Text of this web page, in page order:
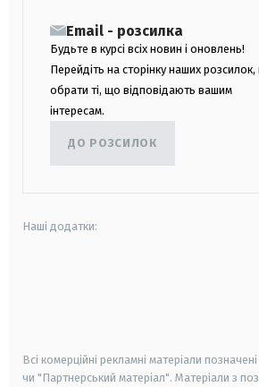
Email - розсилка
Будьте в курсі всіх новин і оновлень!
Перейдіть на сторінку наших
обрати ті, що відповідають вашим
інтересам.
ДО РОЗСИЛОК
Наші додатки:
Всі комерційні рекламні матеріали
чи "Партнерський матеріал". Матеріали з